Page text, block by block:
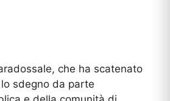
che ha scatenato
sdegno da parte